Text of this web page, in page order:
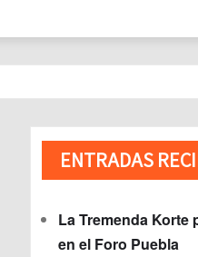
ENTRADAS
La Tremenda Korte
en el Foro Puebla